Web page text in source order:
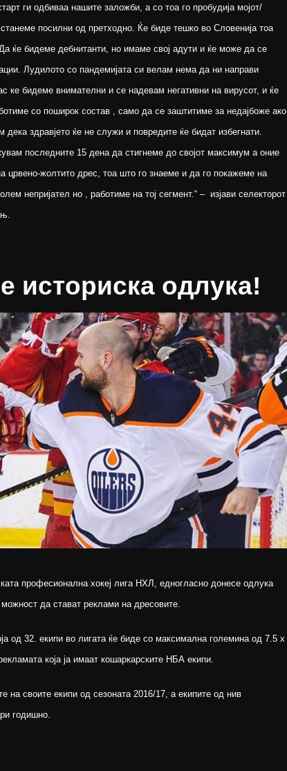
ги одбиваа нашите заложби, а со тоа го пробудија мојот/
посилни од претходно. Ќе биде тешко во Словенија тоа
ќе бидеме дебнитанти, но имаме свој адути и ќе може да се
Лудилото со пандемијата си велам нема да ни направи
ке бидеме внимателни и се надевам негативни на вирусот, и ќе
со поширок состав , само да се заштитиме за недајбоже ако
дека здравјето ќе не служи и повредите ќе бидат избегнати.
последните 15 дена да стигнеме до својот максимум а оние
црвено-жолтито дрес, тоа што го знаеме и да го покажеме на
непријател но , работиме на тој сегмент.“ – изјави селекторот
историска одлука!
професионална хокеј лига НХЛ, едногласно донесе одлука
да стават реклами на дресовите.
од 32. екипи во лигата ќе биде со максимална големина од 7.5 х
која ја имаат кошаркарските НБА екипи.
своите екипи од сезоната 2016/17, а екипите од нив
годишно.